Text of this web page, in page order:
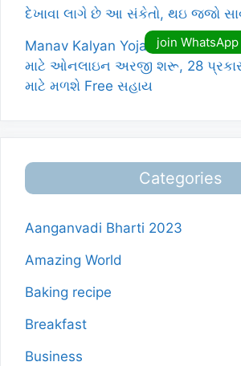
દેખાવા લાગે છે આ સંકેતો, થઇ જજો
Manav Kalyan Yojana 2026:
માટે ઓનલાઇન અરજી શરૂ, 28
માટે મળશે Free સહાય
Categories
Aanganvadi Bharti 2023
Amazing World
Baking recipe
Breakfast
Business